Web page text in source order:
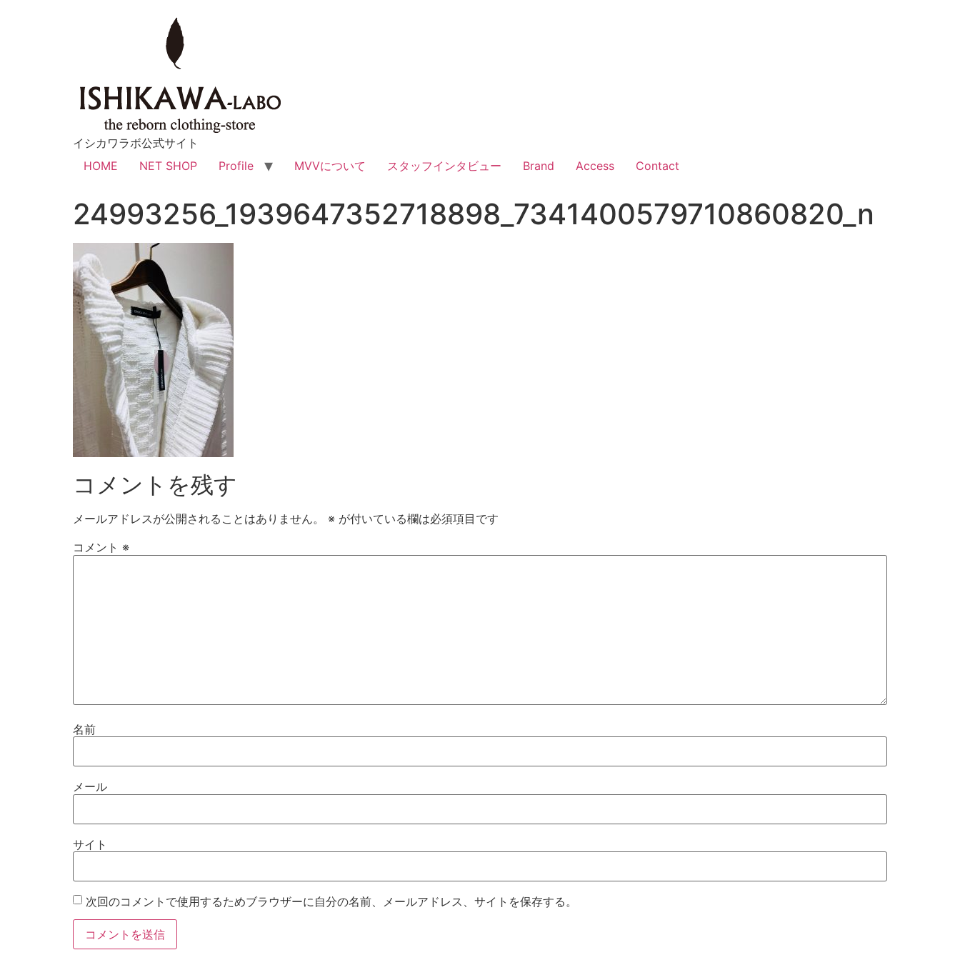
イシカワラボ公式サイト
HOME
NET SHOP Profile MVVについて スタッフインタビュー Brand Access Contact
24993256_1939647352718898_7341400579710860820_n
コメントを残す
メールアドレスが公開されることはありません。 ※ が付いている欄は必須項目です
コメント ※
名前
メール
サイト
次回のコメントで使用するためブラウザーに自分の名前、メールアドレス、サイトを保存する。